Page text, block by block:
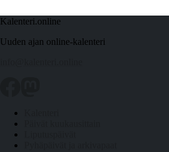
Kalenteri.online
Uuden ajan online-kalenteri